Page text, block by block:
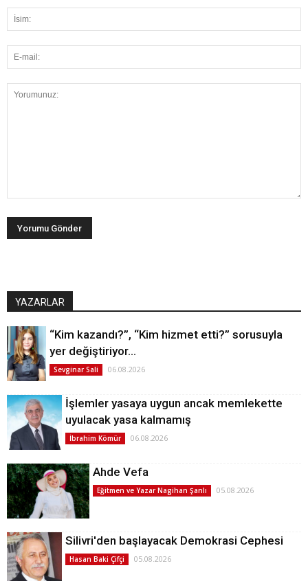
YAZARLAR
“Kim kazandı?”, “Kim hizmet etti?” sorusuyla
yer değiştiriyor…
Sevginar Sali 06.08.2026
İşlemler yasaya uygun ancak memlekette
uyulacak yasa kalmamış
İbrahim Kömür 06.08.2026
Ahde Vefa
Eğitmen ve Yazar Nagihan Şanlı 05.08.2026
Silivri'den başlayacak Demokrasi Cephesi
Hasan Baki Çifçi 05.08.2026